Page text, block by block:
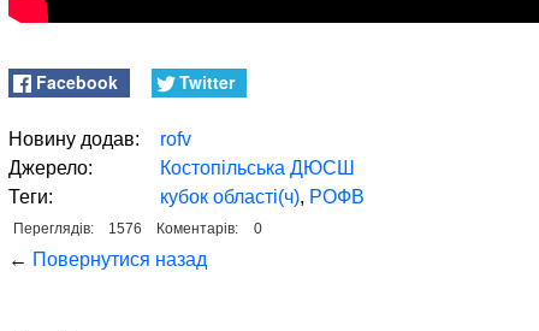
Facebook Twitter
Новину додав:
rofv
Джерело:
Костопільська ДЮСШ
Теги:
кубок області(ч), РОФВ
Переглядів: 1576 Коментарів: 0
← Повернутися назад